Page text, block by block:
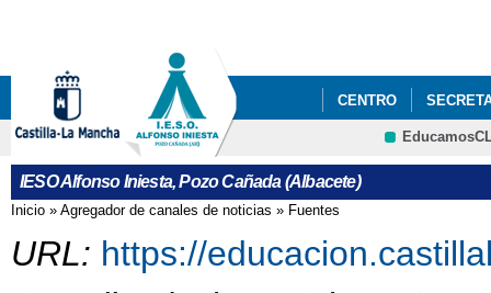
CENTRO
ADMISIÓN
IESO Alfonso Iniesta, Pozo Cañada (Albacete)
Se encuentra usted aquí
Inicio » Agregador de canales de noticias » Fuentes
URL: https://